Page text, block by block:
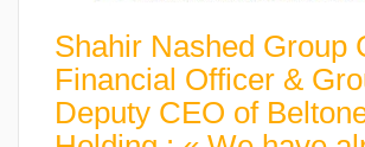
Shahir Nashed Group
Financial Officer &
Deputy CEO of